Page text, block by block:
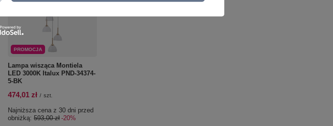
PROMOCJA
Lampa wisząca Montiela
LED 3000K Italux PND-34374-
5-BK
474,01 zł / szt.
Najniższa cena z 30 dni przed
obniżką: 593,00 zł -20%